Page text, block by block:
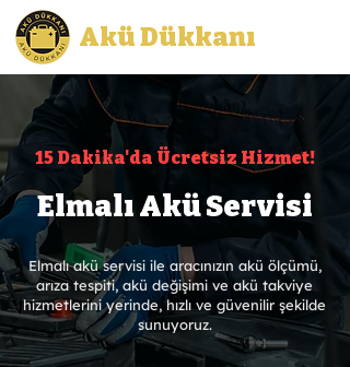
Akü Dükkanı
15 Dakika'da Ücretsiz Hizmet!
Elmalı Akü Servisi
Elmalı akü servisi ile aracınızın akü ölçümü,
arıza tespiti, akü değişimi ve akü takviye
hizmetlerini yerinde, hızlı ve güvenilir şekilde
sunuyoruz.